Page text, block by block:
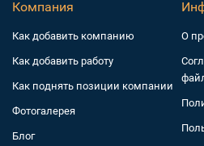
Компания
Как добавить компанию
Как добавить работу
Как поднять позиции компании
Фотогалерея
Блог
О